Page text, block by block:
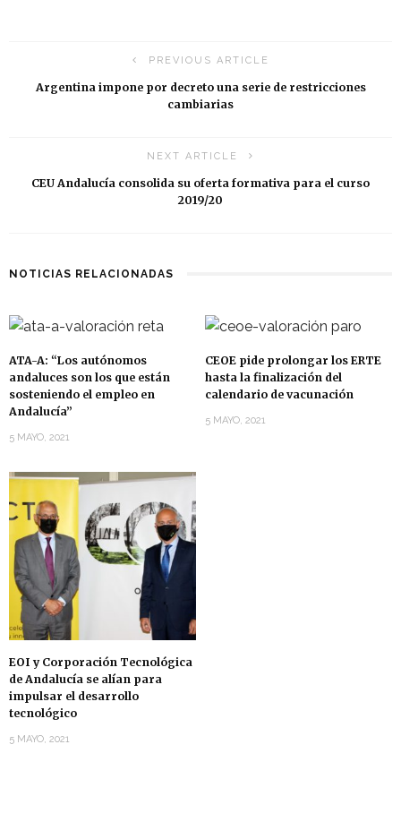
PREVIOUS ARTICLE
Argentina impone por decreto una serie de restricciones
cambiarias
NEXT ARTICLE
CEU Andalucía consolida su oferta formativa para el curso
2019/20
NOTICIAS RELACIONADAS
ATA-A: “Los autónomos
andaluces son los que están
sosteniendo el empleo en
Andalucía”
5 MAYO, 2021
CEOE pide prolongar los ERTE
hasta la finalización del
calendario de vacunación
5 MAYO, 2021
EOI y Corporación Tecnológica
de Andalucía se alían para
impulsar el desarrollo
tecnológico
5 MAYO, 2021